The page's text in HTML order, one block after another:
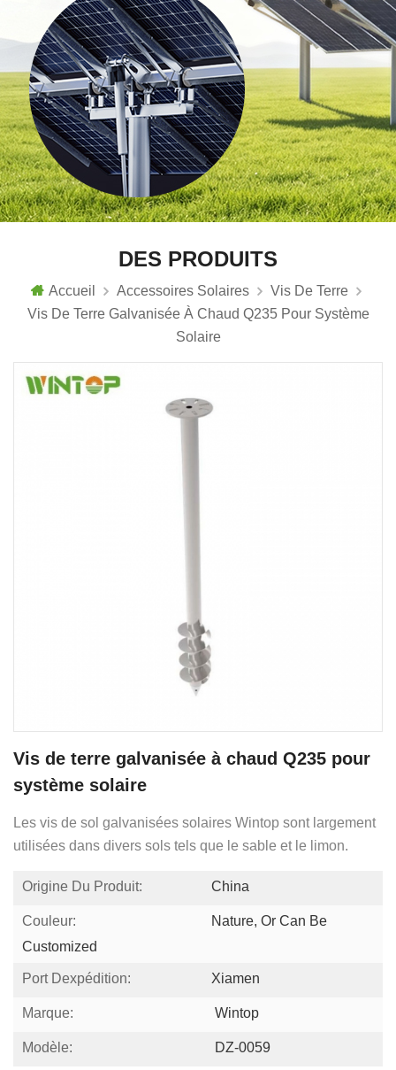
DES PRODUITS
Accueil Accessoires Solaires
Vis De Terre
Vis De Terre Galvanisée À Chaud Q235 Pour Système
Solaire
Vis de terre galvanisée à chaud Q235 pour
système solaire
Les vis de sol galvanisées solaires Wintop sont largement
utilisées dans divers sols tels que le sable et le limon.
Origine Du Produit: China
Couleur:
Nature, Or Can Be
Customized
Port Dexpédition: Xiamen
Marque: Wintop
Modèle: DZ-0059